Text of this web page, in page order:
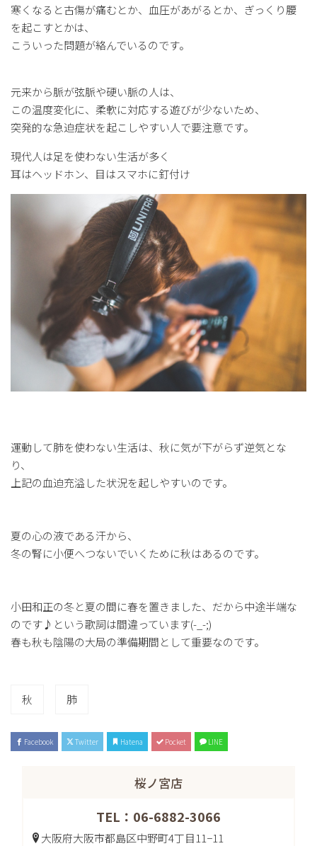
寒くなると古傷が痛むとか、血圧があがるとか、ぎっくり腰
を起こすとかは、
こういった問題が絡んでいるのです。
元来から脈が弦脈や硬い脈の人は、
この温度変化に、柔軟に対応する遊びが少ないため、
突発的な急迫症状を起こしやすい人で要注意です。
現代人は足を使わない生活が多く
耳はヘッドホン、目はスマホに釘付け
運動して肺を使わない生活は、秋に気が下がらず逆気とな
り、
上記の血迫充溢した状況を起しやすいのです。
夏の心の液である汗から、
冬の腎に小便へつないでいくために秋はあるのです。
小田和正の冬と夏の間に春を置きました、だから中途半端な
のです♪という歌詞は間違っています(-_-;)
春も秋も陰陽の大局の準備期間として重要なのです。
秋 肺
Facebook Twitter Hatena Pocket LINE
桜ノ宮店
TEL：06-6882-3066
大阪府大阪市都島区中野町4丁目11−11